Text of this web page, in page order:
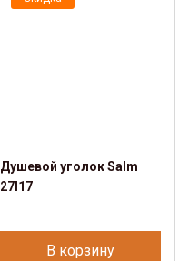
Душевой уголок Salm
27I17
В корзину